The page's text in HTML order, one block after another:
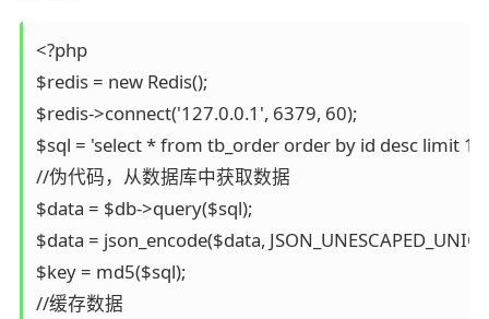
<?php
$redis = new Redis();
$redis->connect('127.0.0.1', 6379, 60);
$sql = 'select * from tb_order order by id desc limit
//伪代码，从数据库中获取数据
$data = $db->query($sql);
$data = json_encode($data,
$key = md5($sql);
//缓存数据